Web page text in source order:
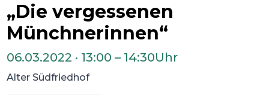
„Die vergessenen
Münchnerinnen“
06.03.2022 · 13:00 – 14:30Uhr
Alter Südfriedhof